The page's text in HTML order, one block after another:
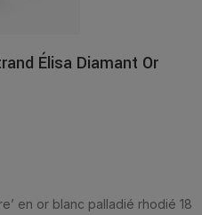
Élisa Diamant Or
en or blanc palladié rhodié 18